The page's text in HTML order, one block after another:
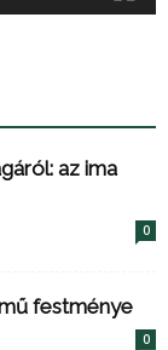
az ima
0
festménye
0